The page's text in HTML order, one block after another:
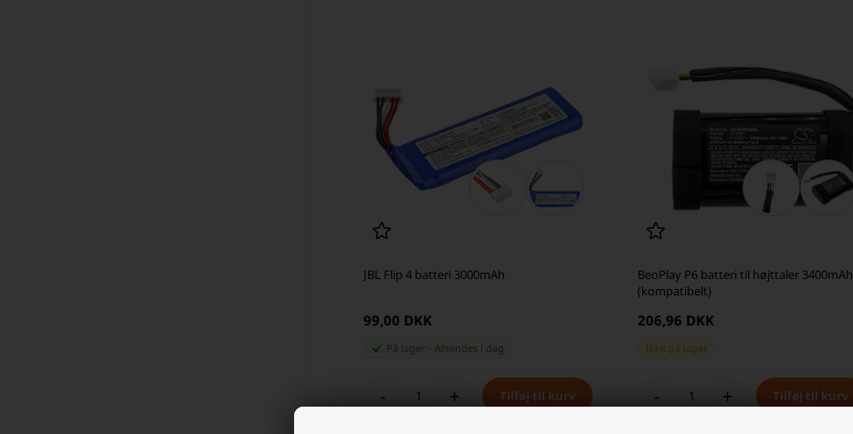
JBL Flip 4 batteri 3000mAh
99,00 DKK
På lager -Afsendes i dag
- +
BeoPlay P6 batteri til højttaler 3400mAh
(kompatibelt)
206,96 DKK
Ikke på lager
- +